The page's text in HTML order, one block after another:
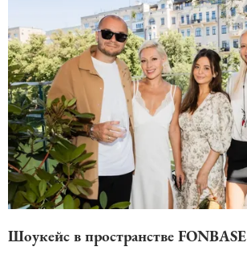
Шоукейс в пространстве FONBASE